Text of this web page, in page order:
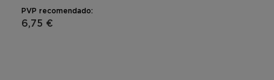
PVP recomendado:
6,75 €